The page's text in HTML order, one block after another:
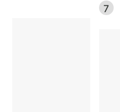
7